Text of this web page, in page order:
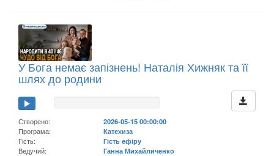
У Бога немає запізнень! Наталія Хижняк та її
шлях до родини
Створено:
2026-05-15 00:00:00
Програма:
Катехиза
Гість:
Гість ефіру
Ведучий:
Ганна Михайличенко